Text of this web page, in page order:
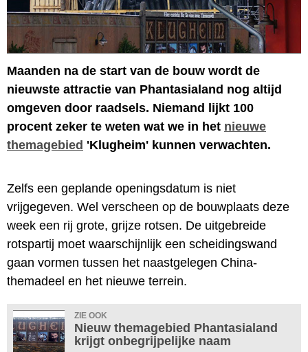
Maanden na de start van de bouw wordt de
nieuwste attractie van Phantasialand nog altijd
omgeven door raadsels. Niemand lijkt 100
procent zeker te weten wat we in het nieuwe
themagebied 'Klugheim' kunnen verwachten.
Zelfs een geplande openingsdatum is niet
vrijgegeven. Wel verscheen op de bouwplaats deze
week een rij grote, grijze rotsen. De uitgebreide
rotspartij moet waarschijnlijk een scheidingswand
gaan vormen tussen het naastgelegen China-
themadeel en het nieuwe terrein.
ZIE OOK
Nieuw themagebied Phantasialand
krijgt onbegrijpelijke naam